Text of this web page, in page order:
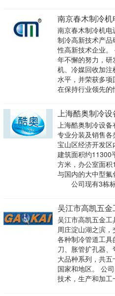
南京春木制冷
南京春木制冷机
制冷高新技术产
性高新技术企业
年不懈的努力，
机、冷媒回收加
水平，并荣获多
在保持行业领先的
上海酷奥制冷设
上海酷奥制冷设
专业分装及销售
宝山区经济开发区
建筑面积约11300
方米，办公室面
与国内的大中型氟
公司现有3栋
吴江市高凯五金
吴江市高凯五金工
周庄淀山湖之滨
各种制冷管道工
刀、胀管扩孔器
大品种系列，共
国家和地区。 公
技术，生产和加工